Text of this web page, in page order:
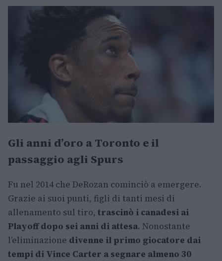
Gli anni d’oro a Toronto e il
passaggio agli Spurs
Fu nel 2014 che DeRozan cominciò a emergere.
Grazie ai suoi punti, figli di tanti mesi di
allenamento sul tiro, trascinò i canadesi ai
Playoff dopo sei anni di attesa. Nonostante
l’eliminazione divenne il primo giocatore dai
tempi di Vince Carter a segnare almeno 30